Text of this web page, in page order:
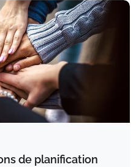
de planification